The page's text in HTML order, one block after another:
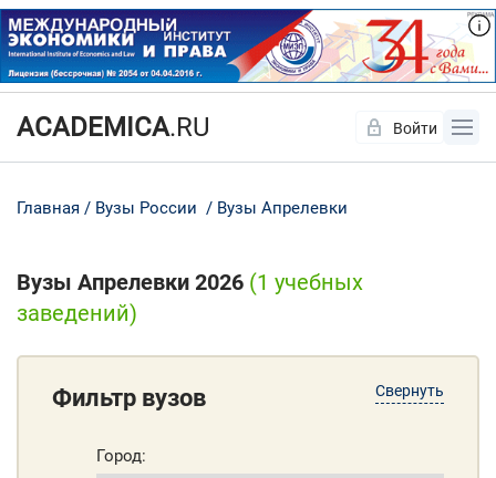
ACADEMICA.RU Войти
Главная Вузы России Вузы Апрелевки
Вузы Апрелевки 2026 (1 учебных
заведений)
Свернуть
Фильтр вузов
Город:
Да Нет